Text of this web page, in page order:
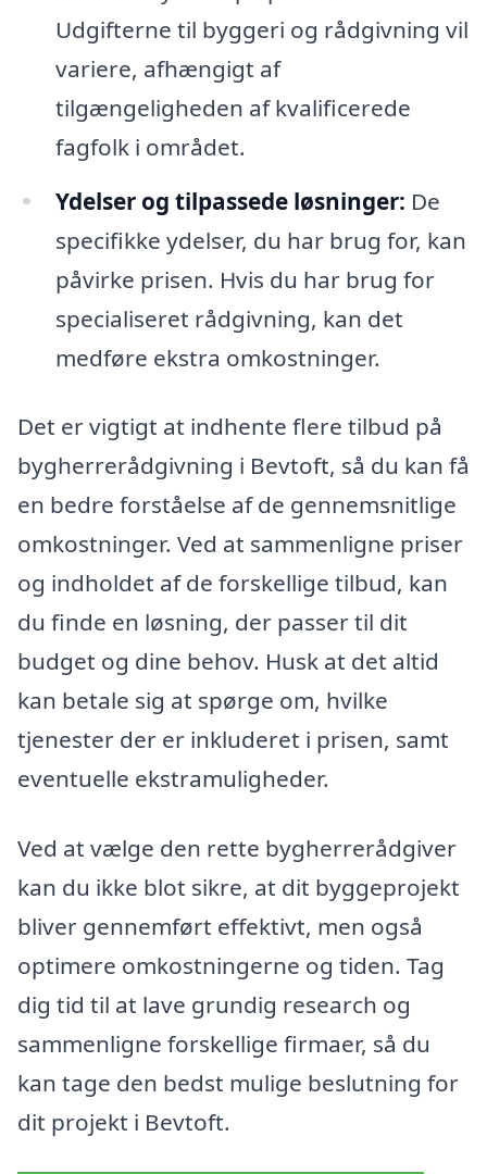
Udgifterne til byggeri og rådgivning vil
variere, afhængigt af
tilgængeligheden af kvalificerede
fagfolk i området.
Ydelser og tilpassede løsninger: De
specifikke ydelser, du har brug for, kan
påvirke prisen. Hvis du har brug for
specialiseret rådgivning, kan det
medføre ekstra omkostninger.
Det er vigtigt at indhente flere tilbud på
bygherrerådgivning i Bevtoft, så du kan få
en bedre forståelse af de gennemsnitlige
omkostninger. Ved at sammenligne priser
og indholdet af de forskellige tilbud, kan
du finde en løsning, der passer til dit
budget og dine behov. Husk at det altid
kan betale sig at spørge om, hvilke
tjenester der er inkluderet i prisen, samt
eventuelle ekstramuligheder.
Ved at vælge den rette bygherrerådgiver
kan du ikke blot sikre, at dit byggeprojekt
bliver gennemført effektivt, men også
optimere omkostningerne og tiden. Tag
dig tid til at lave grundig research og
sammenligne forskellige firmaer, så du
kan tage den bedst mulige beslutning for
dit projekt i Bevtoft.